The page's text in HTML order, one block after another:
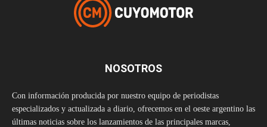
NOSOTROS
Con información producida por nuestro equipo de periodistas
especializados y actualizada a diario, ofrecemos en el oeste argentino las
últimas noticias sobre los lanzamientos de las principales marcas,